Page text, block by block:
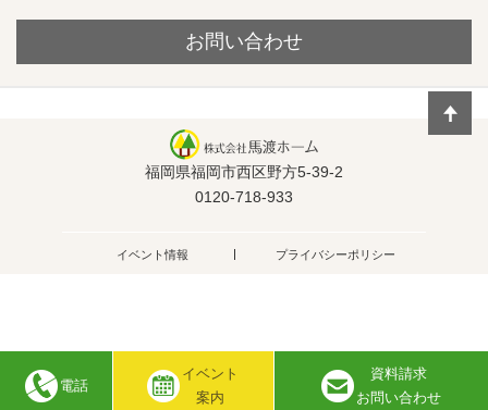
電話
イベント
案内
資料請求
お問い合わせ
お問い合わせ
福岡県福岡市西区野方5-39-2
0120-718-933
イベント情報 プライバシーポリシー
Copyright © 株式会社馬渡ホーム